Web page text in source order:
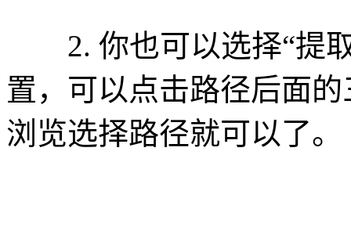
2. 你也可以选择“提取
置，可以点击路径后面
浏览选择路径就可以了。